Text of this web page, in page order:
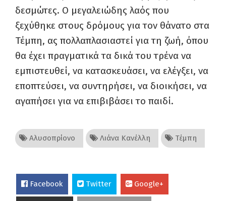
δεσμώτες. Ο μεγαλειώδης λαός που
ξεχύθηκε στους δρόμους για τον θάνατο στα
Τέμπη, ας πολλαπλασιαστεί για τη ζωή, όπου
θα έχει πραγματικά τα δικά του τρένα να
εμπιστευθεί, να κατασκευάσει, να ελέγξει, να
εποπτεύσει, να συντηρήσει, να διοικήσει, να
αγαπήσει για να επιβιβάσει το παιδί.
Αλυσοπρίονο Λιάνα Κανέλλη Τέμπη
Facebook Twitter Google+